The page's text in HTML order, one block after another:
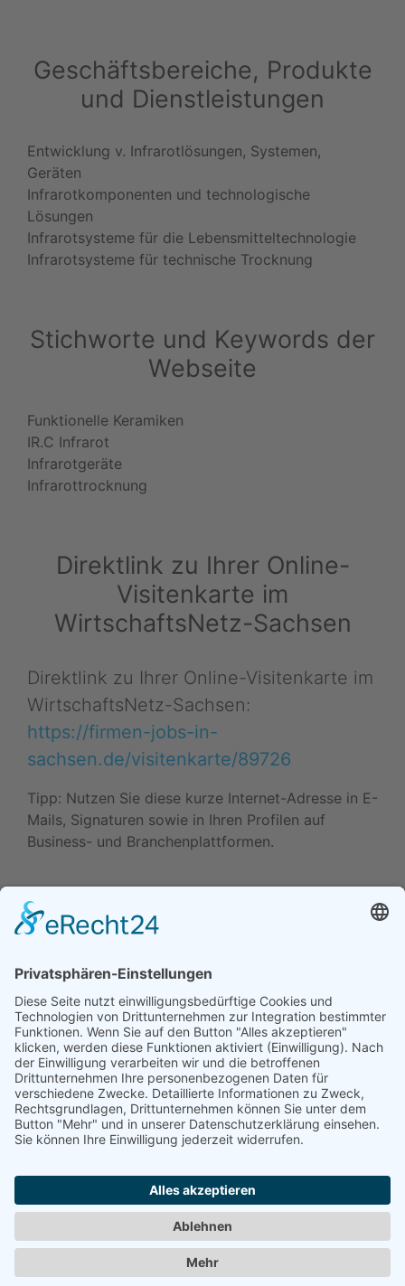
Geschäftsbereiche, Produkte
und Dienstleistungen
Entwicklung v. Infrarotlösungen, Systemen,
Geräten
Infrarotkomponenten und technologische
Lösungen
Infrarotsysteme für die Lebensmitteltechnologie
Infrarotsysteme für technische Trocknung
Stichworte und Keywords der
Webseite
Funktionelle Keramiken
IR.C Infrarot
Infrarotgeräte
Infrarottrocknung
Direktlink zu Ihrer Online-
Visitenkarte im
WirtschaftsNetz-Sachsen
Direktlink zu Ihrer Online-Visitenkarte im
WirtschaftsNetz-Sachsen:
https://firmen-jobs-in-
sachsen.de/visitenkarte/89726
Tipp: Nutzen Sie diese kurze Internet-Adresse in E-
Mails, Signaturen sowie in Ihren Profilen auf
Business- und Branchenplattformen.
Daten ändern (Inhaber) •
Drucken • Änderung
vorschlagen
Daten ändern (für Inhaber)•Änderung
vorschlagen•Drucken
Werben in diesem Portal•Kontakt / Impressum•
Datenschutzerklärung•Cookie-Einstellungen